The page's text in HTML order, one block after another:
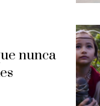
nunca